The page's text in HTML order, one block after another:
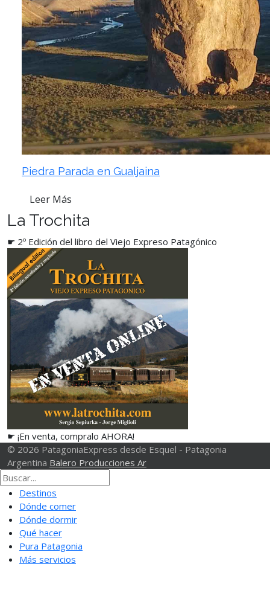
Piedra Parada en Gualjaina
Leer Más
La Trochita
☛ 2º Edición del libro del Viejo Expreso Patagónico
☛ ¡En venta, compralo AHORA!
© 2026 PatagoniaExpress desde Esquel - Patagonia
Argentina Balero Producciones Ar
Destinos
Dónde comer
Dónde dormir
Qué hacer
Pura Patagonia
Más servicios